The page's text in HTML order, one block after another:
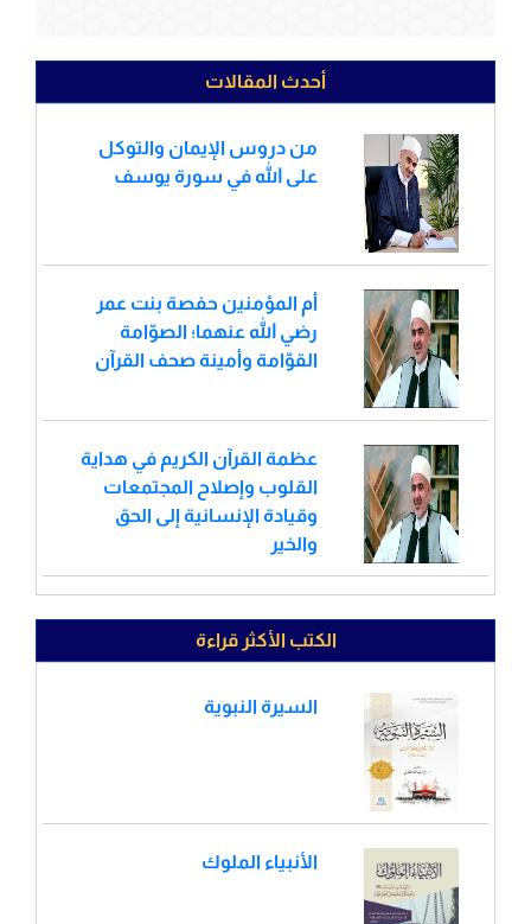
أحدث المقالات
من دروس الإيمان والتوكل
على الله في سورة يوسف
أم المؤمنين حفصة بنت عمر
رضي الله عنهما؛ الصوّامة
القوّامة وأمينة صحف القرآن
عظمة القرآن الكريم في هداية
القلوب وإصلاح المجتمعات
وقيادة الإنسانية إلى الحق
والخير
الكتب الأكثر قراءة
السيرة النبوية
الأنبياء الملوك